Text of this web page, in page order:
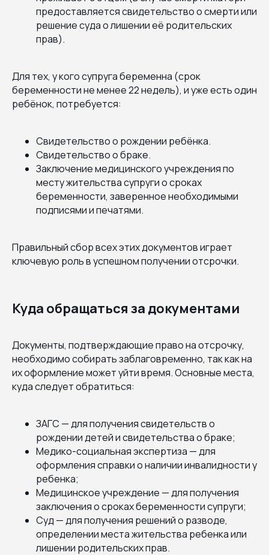
предоставляется свидетельство о смерти или
решение суда о лишении её родительских
прав).
Для тех, у кого супруга беременна (срок
беременности не менее 22 недель), и уже есть один
ребёнок, потребуется:
Свидетельство о рождении ребёнка.
Свидетельство о браке.
Заключение медицинского учреждения по
месту жительства супруги о сроках
беременности, заверенное необходимыми
подписями и печатями.
Правильный сбор всех этих документов играет
ключевую роль в успешном получении отсрочки.
Куда обращаться за документами
Документы, подтверждающие право на отсрочку,
необходимо собирать заблаговременно, так как на
их оформление может уйти время. Основные места,
куда следует обратиться:
ЗАГС — для получения свидетельств о
рождении детей и свидетельства о браке;
Медико-социальная экспертиза — для
оформления справки о наличии инвалидности у
ребенка;
Медицинское учреждение — для получения
заключения о сроках беременности супруги;
Суд — для получения решений о разводе,
определении места жительства ребенка или
лишении родительских прав.